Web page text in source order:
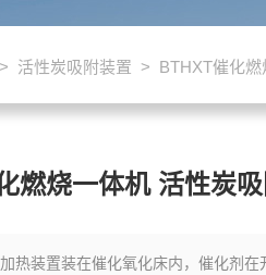
> 活性炭吸附装置 > BTHXT催化燃
燃烧一体机 活性炭
装置装在催化氧化床内，催化剂